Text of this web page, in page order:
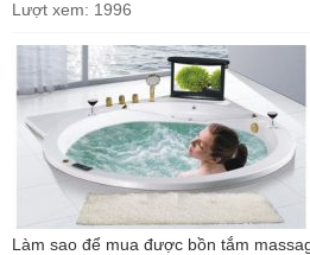
Lượt xem: 1996
Làm sao để mua được bồn tắm